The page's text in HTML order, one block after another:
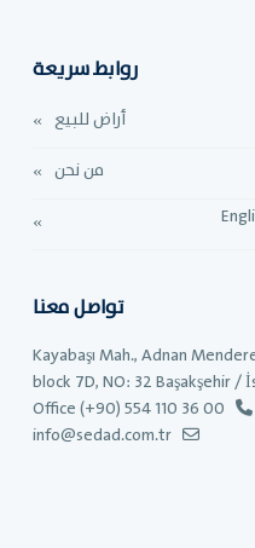
روابط سريعة
أراض للبيع
من نحن
تواصل معنا
Kayabaşı Mah., Adnan
block 7D, NO: 32 Başakşehir /
Office (+90) 554 110 36 00
info@sedad.com.tr